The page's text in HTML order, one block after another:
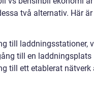
två alternativ. Här
till laddningsstationer,
till en laddningsplats
till ett etablerat nätverk